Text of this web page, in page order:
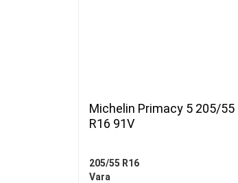
Michelin Primacy 5 205/55
R16 91V
205/55 R16
Vara